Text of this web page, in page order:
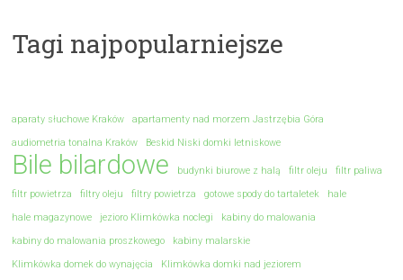
Tagi najpopularniejsze
aparaty słuchowe Kraków
apartamenty nad morzem Jastrzębia Góra
audiometria tonalna Kraków
Beskid Niski domki letniskowe
Bile bilardowe budynki biurowe z halą filtr oleju
filtr paliwa
filtr powietrza
filtry oleju filtry powietrza gotowe spody do tartaletek
hale
hale magazynowe
jezioro Klimkówka noclegi
kabiny do malowania
kabiny do malowania proszkowego
kabiny malarskie
Klimkówka domek do wynajęcia
Klimkówka domki nad jeziorem